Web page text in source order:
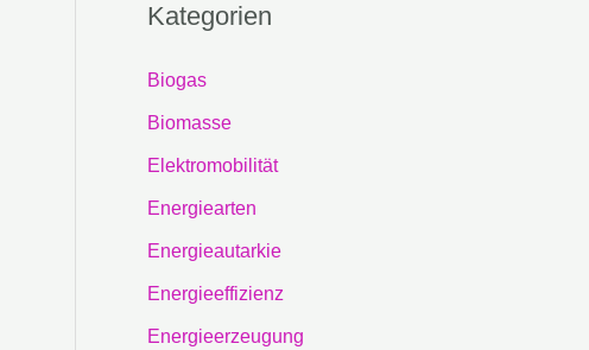
Kategorien
Biogas
Biomasse
Elektromobilität
Energiearten
Energieautarkie
Energieeffizienz
Energieerzeugung